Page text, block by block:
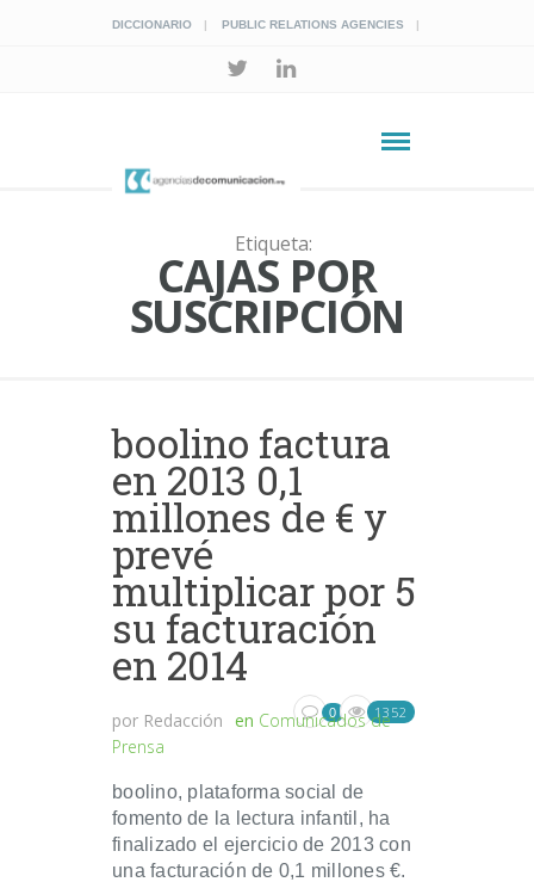
DICCIONARIO PUBLIC RELATIONS AGENCIES
Etiqueta:
CAJAS POR
SUSCRIPCIÓN
boolino factura
en 2013 0,1
millones de € y
prevé
multiplicar por 5
su facturación
en 2014
por Redacción en Comunicados de
Prensa
0 1352
boolino, plataforma social de
fomento de la lectura infantil, ha
finalizado el ejercicio de 2013 con
una facturación de 0,1 millones €.